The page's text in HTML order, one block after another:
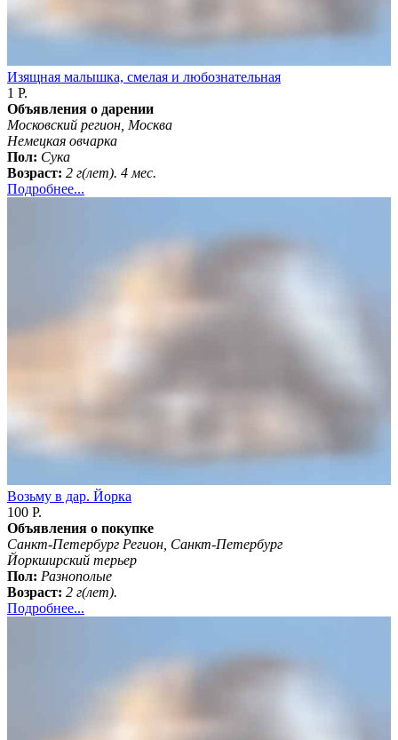
Изящная малышка, смелая и любознательная
1 Р.
Объявления о дарении
Московский регион, Москва
Немецкая овчарка
Пол: Сука
Возраст: 2 г(лет). 4 мес.
Подробнее...
Возьму в дар. Йорка
100 Р.
Объявления о покупке
Санкт-Петербург Регион, Санкт-Петербург
Йоркширский терьер
Пол: Разнополые
Возраст: 2 г(лет).
Подробнее...